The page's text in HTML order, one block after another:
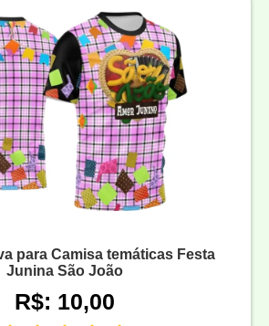
para Camisa temáticas Festa
Junina São João
R$: 10,00